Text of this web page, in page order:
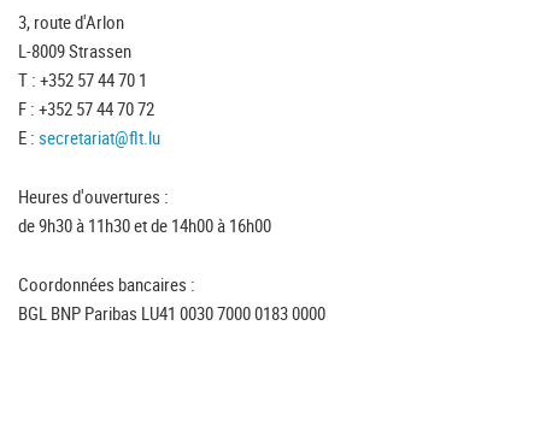
3, route d'Arlon
L-8009 Strassen
T : +352 57 44 70 1
F : +352 57 44 70 72
E : secretariat@flt.lu
Heures d'ouvertures :
de 9h30 à 11h30 et de 14h00 à 16h00
Coordonnées bancaires :
BGL BNP Paribas LU41 0030 7000 0183 0000